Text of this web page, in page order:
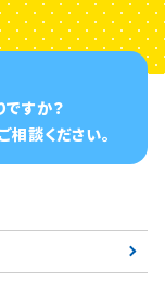
ですか？
ご相談ください。